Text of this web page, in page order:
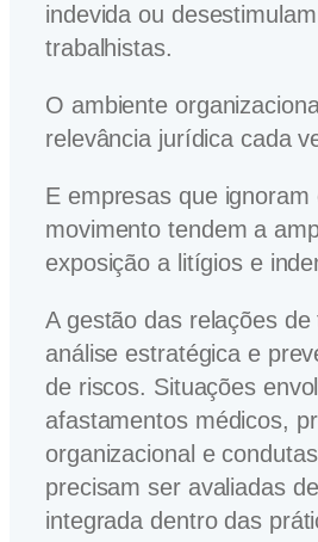
indevida ou
trabalhistas.
O ambiente
relevância jurídica cada
E empresas que ignoram
movimento tendem a
exposição a litígios e
A gestão das relações
análise estratégica e
de riscos. Situações
afastamentos médicos,
organizacional e
precisam ser avaliadas
integrada dentro das